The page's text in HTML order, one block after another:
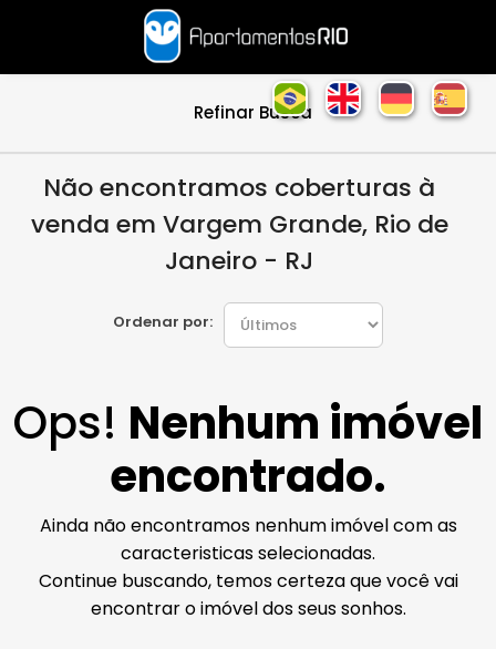
Refinar Busca
Não encontramos coberturas à
venda em Vargem Grande, Rio de
Janeiro - RJ
Ordenar por:
Ops! Nenhum imóvel
encontrado.
Ainda não encontramos nenhum imóvel com as
caracteristicas selecionadas.
Continue buscando, temos certeza que você vai
encontrar o imóvel dos seus sonhos.